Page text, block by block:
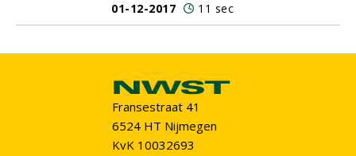
01-12-2017
11 sec
Fransestraat 41
6524 HT Nijmegen
KvK 10032693